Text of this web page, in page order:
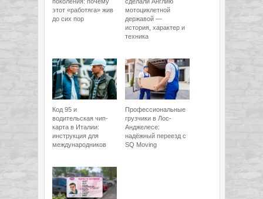
этот «работяга» жив
до сих пор
мотоциклетной
державой —
история, характер и
техника
Код 95 и
водительская чип-
карта в Италии:
инструкция для
международников
Профессиональные
грузчики в Лос-
Анджелесе:
надёжный переезд с
SQ Moving